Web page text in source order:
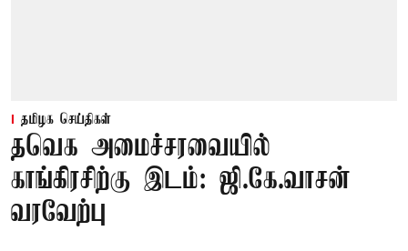
தமிழக செய்திகள்
தவெக அமைச்சரவையில்
காங்கிரசிற்கு இடம்: ஜி.கே.வாசன்
வரவேற்பு